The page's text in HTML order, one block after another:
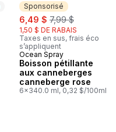
Sponsorisé
sale:
6,49 $ , formerly:
7,99 $
1,50 $ DE RABAIS
Taxes en sus, frais éco
s’appliquent
Sponsorisé
Ocean Spray
Boisson pétillante
aux canneberges
canneberge rose
6x340.0 ml, 0,32 $/100ml